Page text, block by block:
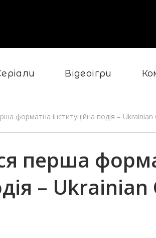
Відеоігри
форматна інституційна подія –
перша
– Ukrainian